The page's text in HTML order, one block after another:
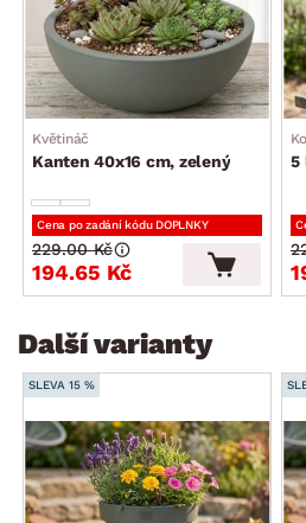
Květináč
Kanten 40x16 cm, zelený
Cena po zadání kódu DOPLNKY
194.65 Kč
229.00 Kč
5
Další varianty
SLEVA 15 %